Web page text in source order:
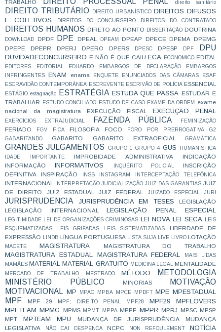
TRABALHO
direito sanitário
DIREITO TRIBUTÁRIO DIREITO URBANÍSTICO DIREITOS DIFUSOS
E COLETIVOS
DIREITOS DO CONCURSEIRO DIREITOS DO CONTRATADO
DIREITOS HUMANOS DIRETO AO PONTO DISSERTAÇÃO DOUTRINA
DOWNLOAD DPDF DPE DPEAL DPEAM DPEAP DPECE DPEMA
DPEMG
DPEPE
DPEPR DPERJ DPERO DPERS DPESC DPESP DPF DPU
DUVIDADECONCURSEIRO E NÃO É QUE CAIU ECA ECONOMICO EDITAL
EDITORES EDITORIAL EDUARDO EMBARGOS DE DECLARAÇÃO
EMBARGOS
INFRINGENTES
ENAM enama ENQUETE ENUNCIADOS DAS CÂMARAS
ESAF
ESCRAVIDÃO CONTEMPORÂNEA ESCREVENTE ESCRIVÃO DE POLÍCIA ESSENCIAL
ESTÁGIO estagnação ESTRATÉGIA ESTUDA QUE PASSA ESTUDAR E
TRABALHAR
ESTUDO CONCILIADO ESTUDO DE CASO EXAME DA ORDEM
exame
nacional da magistratura
EXECUÇÃO FISCAL EXECUÇÃO PENAL
EXERCÍCIOS EXTRAJUDICIAL FAZENDA PÚBLICA FEMINIZAÇÃO
FERIADO FGV FICA FILOSOFIA FOCO FORO POR PRERROGATIVA
G2
GABARITANDO
GABARITO GABARITO EXTRAOFICIAL GRAMÁTICA
GRANDES JULGAMENTOS GRUPO 1 GRUPO 4 GUS
HUMANÍSTICA
IDADE
IMPORTANTE IMPROBIDADE ADMINISTRATIVA
INDICAÇÃO
INFORMAÇÃO
INFORMATIVOS INQUÉRITO POLICIAL
INSCRIÇÃO
DEFINITIVA
INSPIRAÇÃO INSS INSTAGRAM INTERCEPTAÇÃO TELEFÔNICA
INTERNACIONAL INTERPRETAÇÃO JUDICIALIZAÇÃO JUIZ DAS GARANTIAS JUIZ
DE DIREITO
JUIZ ESTADUAL JUIZ FEDERAL JUIZADO ESPECIAL JURI
JURISPRUDENCIA JURISPRUDÊNCIA EM TESES
LEGISLAÇÃO
LEGISLAÇÃO INTERNACIONAL
LEGISLAÇÃO PENAL ESPECIAL
LEGITIMIDADE LEI DE ORGANIZAÇÕES CRIMINOSAS LEI NOVA LEI SECA
LEIS
ESQUEMATIZADAS
LEIS GRIFADAS LEIS SISTEMATIZADAS
LIBERDADE DE
EXPRESSÃO
LINDB LÍNGUA PORTUGUESA LISTA SUJA LIVE LIVRO LOTAÇÃO
MACETE MAGISTRATURA MAGISTRATURA DO TRABALHO
MAGISTRATURA ESTADUAL MAGISTRATURA FEDERAL
MAIS LIDAS
MAMÃES MATERIAL MATERIAL GRATUITO MEDICINA LEGAL MENTALIDADE
MERCADO DE TRABALHO MESTRADO MÉTODO
METODOLOGIA
MINISTÉRIO PÚBLICO
MINORIAS
MOTIVAÇÃO
MOTIVACIONAL
MP MPAC MPBA MPCE MPDFT MPE MPESTADUAL
MPF MPF 29 MPF; DIREITO PENAL MPF28 MPF29
MPFLOVERS
MPFTEAM MPMG MPMS MPMT MPPA MPPE MPPR MPRJ MPSC MPSP
MPT
MPTEAM MPU MUDANÇA DE JURISPRUDÊNCIA
MUDANÇA
LEGISLATIVA
NÃO CAI DESPENCA NCPC NON REFOULEMENT
NOTÍCIA